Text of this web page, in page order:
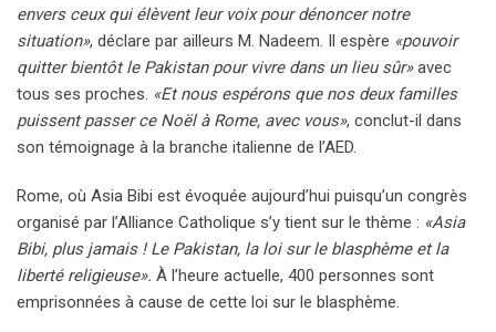
envers ceux qui élèvent leur voix pour dénoncer notre
situation», déclare par ailleurs M. Nadeem. Il espère «pouvoir
quitter bientôt le Pakistan pour vivre dans un lieu sûr»avec
tous ses proches. «Et nous espérons que nos deux familles
puissent passer ce Noël à Rome, avec vous», conclut-il dans
son témoignage à la branche italienne de l’AED.
Rome, où Asia Bibi est évoquée aujourd’hui puisqu’un congrès
organisé par l’Alliance Catholique s’y tient sur le thème : «Asia
Bibi, plus jamais ! Le Pakistan, la loi sur le blasphème et la
liberté religieuse». À l’heure actuelle, 400 personnes sont
emprisonnées à cause de cette loi sur le blasphème.